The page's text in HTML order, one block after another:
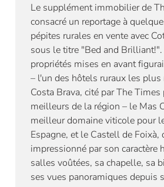
Le supplément immobilier de
consacré un reportage à
pépites rurales en vente avec
sous le titre "Bed and
propriétés mises en avant
– l'un des hôtels ruraux les plus
Costa Brava, cité par The
meilleurs de la région – le Mas
meilleur domaine viticole pour
Espagne, et le Castell de Foixà,
impressionné par son caractère
salles voûtées, sa chapelle, sa
ses vues panoramiques depuis